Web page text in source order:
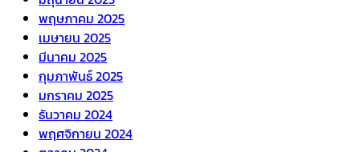
พฤษภาคม 2025
เมษายน 2025
มีนาคม 2025
กุมภาพันธ์ 2025
มกราคม 2025
ธันวาคม 2024
พฤศจิกายน 2024